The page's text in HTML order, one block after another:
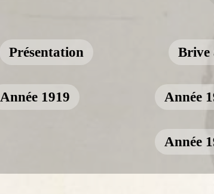
Présentation Brive
Année 1919 Année
Année